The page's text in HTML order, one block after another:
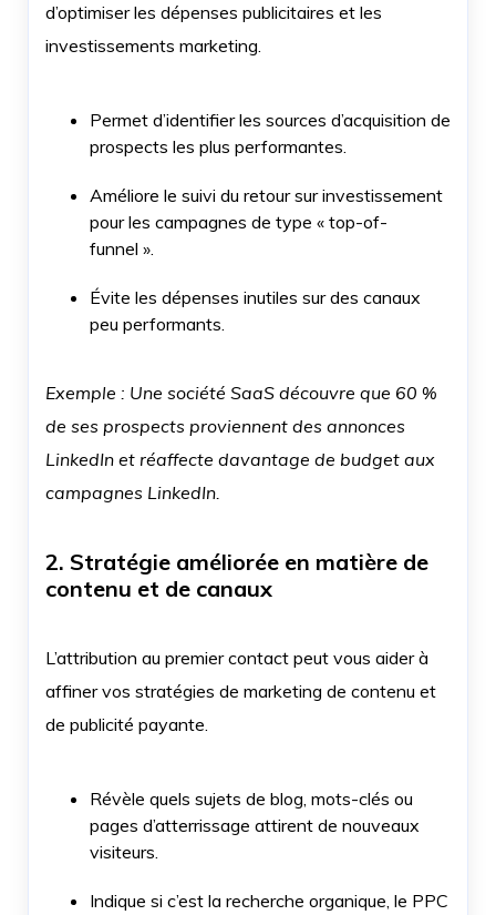
d’optimiser les dépenses publicitaires et les
investissements marketing.
Permet d’identifier les sources d’acquisition de
prospects les plus performantes.
Améliore le suivi du retour sur investissement
pour les campagnes de type « top-of-
funnel ».
Évite les dépenses inutiles sur des canaux
peu performants.
Exemple : Une société SaaS découvre que 60 %
de ses prospects proviennent des annonces
LinkedIn et réaffecte davantage de budget aux
campagnes LinkedIn.
2. Stratégie améliorée en matière de
contenu et de canaux
L’attribution au premier contact peut vous aider à
affiner vos stratégies de marketing de contenu et
de publicité payante.
Révèle quels sujets de blog, mots-clés ou
pages d’atterrissage attirent de nouveaux
visiteurs.
Indique si c’est la recherche organique, le PPC